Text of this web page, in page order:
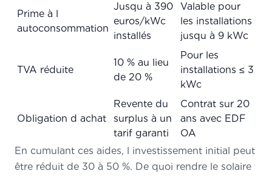
Prime à l
autoconsommation
Jusqu à 390
euros/kWc
installés
Valable pour
les installations
jusqu à 9 kWc
TVA réduite
10 % au lieu
de 20 %
Pour les
installations ≤ 3
kWc
Obligation d achat
Revente du
surplus à un
tarif garanti
Contrat sur 20
ans avec EDF
OA
En cumulant ces aides, l investissement initial peut
être réduit de 30 à 50 %. De quoi rendre le solaire